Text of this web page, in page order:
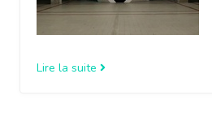
Lire la suite